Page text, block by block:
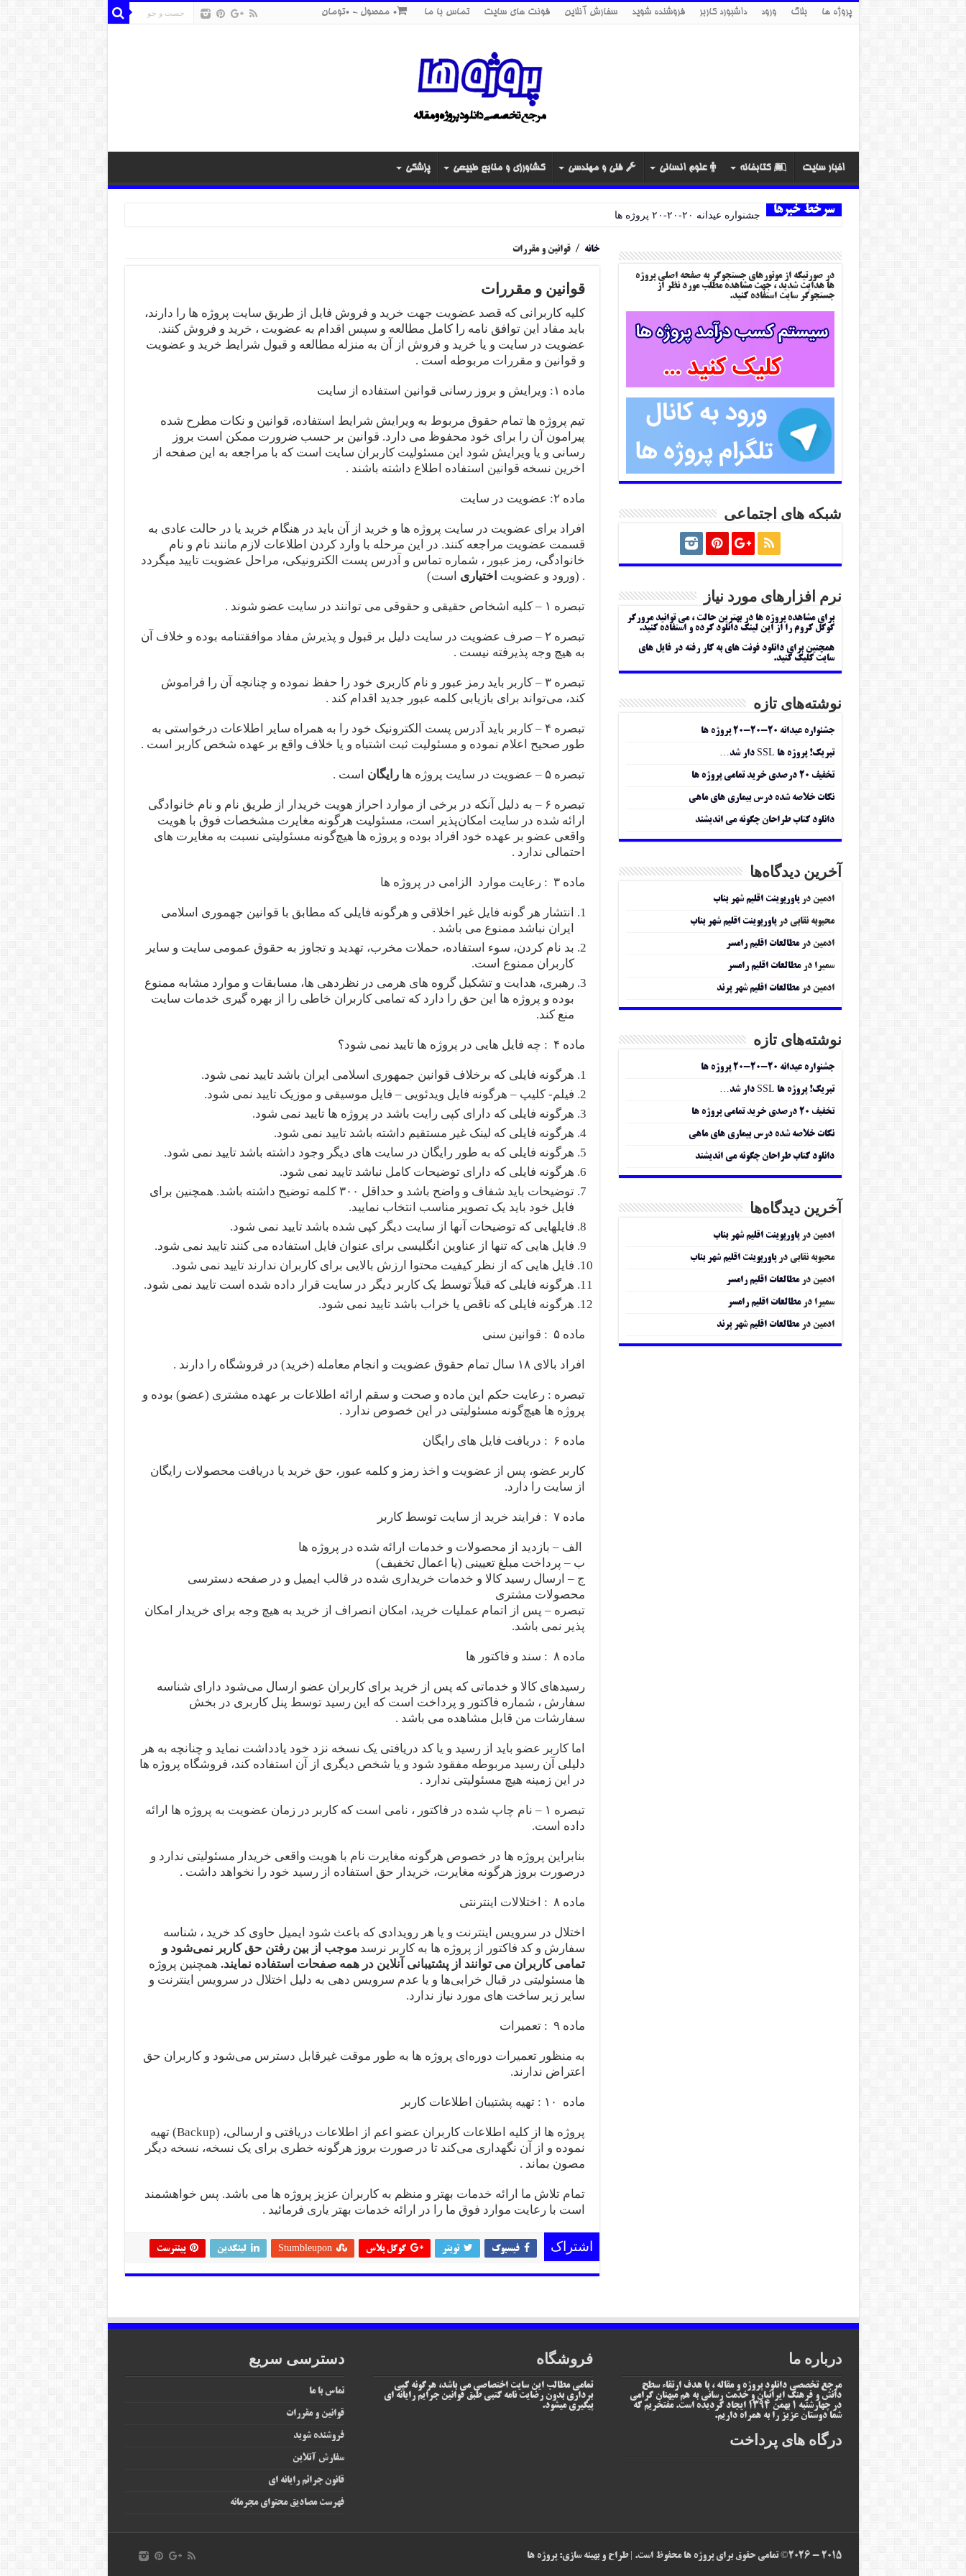
پروژه ها بلاگ ورود داشبورد کاربر فروشنده شوید سفارش آنلاین فونت های سایت تماس با ما 0 محصول 0تومان
اخبار سایت کتابخانه علوم انسانی فنی و مهندسی کشاورزی و منابع طبیعی پزشکی
سرخط خبرها جشنواره عیدانه ۲۰-۲۰-۲۰ پروژه ها
خانه / قوانین و مقررات
قوانین و مقررات
کلیه کاربرانی که قصد عضویت جهت خرید و فروش فایل از طریق سایت پروژه ها را دارند،
باید مفاد این توافق‌ نامه را کامل مطالعه و سپس اقدام به عضویت ، خرید و فروش کنند.
عضویت در سایت و یا خرید و فروش از آن به منزله مطالعه و قبول شرایط خرید و عضویت
و قوانین و مقررات مربوطه است .
ماده ۱: ویرایش و بروز رسانی قوانین استفاده از سایت
تیم پروژه ها تمام حقوق مربوط به ویرایش شرایط استفاده، قوانین و نکات مطرح شده
پیرامون آن را برای خود محفوظ می دارد. قوانین بر حسب ضرورت ممکن است بروز
رسانی و یا ویرایش شود این مسئولیت کاربران سایت است که با مراجعه به این صفحه از
اخرین نسخه قوانین استفاده اطلاع داشته باشند .
ماده ۲: عضویت در سایت
افراد برای عضویت در سایت پروژه ها و خرید از آن باید در هنگام خرید یا در حالت عادی به
قسمت عضویت مراجعه کنند. در این مرحله با وارد کردن اطلاعات لازم مانند نام و نام
خانوادگی، رمز عبور ، شماره تماس و آدرس پست الکترونیکی، مراحل عضویت تایید میگردد
. (ورود و عضویت اختیاری است)
تبصره ۱ – کلیه اشخاص حقیقی و حقوقی می توانند در سایت عضو شوند .
تبصره ۲ – صرف عضویت در سایت دلیل بر قبول و پذیرش مفاد موافقتنامه بوده و خلاف آن
به هیچ وجه پذیرفته نیست .
تبصره ۳ – کاربر باید رمز عبور و نام کاربری خود را حفظ نموده و چنانچه آن را فراموش
کند، می‌تواند برای بازیابی کلمه عبور جدید اقدام کند .
تبصره ۴ – کاربر باید آدرس پست الکترونیک خود را به همراه سایر اطلاعات درخواستی به‌
طور صحیح اعلام نموده و مسئولیت ثبت اشتباه و یا خلاف واقع بر عهده شخص کاربر است .
تبصره ۵ – عضویت در سایت پروژه ها رایگان است .
تبصره ۶ – به دلیل آنکه در برخی از موارد احراز هویت خریدار از طریق نام و نام خانوادگی
ارائه شده در سایت امکان‌پذیر است، مسئولیت هرگونه مغایرت مشخصات فوق با هویت
واقعی عضو بر عهده خود افراد بوده و پروژه ها هیچ‌گونه مسئولیتی نسبت به مغایرت‌ های
احتمالی ندارد .
ماده ۳ : رعایت موارد الزامی در پروژه ها
انتشار هر گونه فایل غیر اخلاقی و هرگونه فایلی که مطابق با قوانین جهموری اسلامی
ایران نباشد ممنوع می باشد .
بد نام کردن، سوء استفاده، حملات مخرب، تهدید و تجاوز به حقوق عمومی سایت و سایر
کاربران ممنوع است.
رهبری، هدایت و تشکیل گروه های هرمی در نظردهی ها، مسابقات و موارد مشابه ممنوع
بوده و پروژه ها این حق را دارد که تمامی کاربران خاطی را از بهره گیری خدمات سایت
منع کند.
ماده ۴ : چه فایل هایی در پروژه ها تایید نمی شود؟
هرگونه فایلی که برخلاف قوانین جمهوری اسلامی ایران باشد تایید نمی شود.
فیلم- کلیپ – هرگونه فایل ویدئویی – فایل موسیقی و موزیک تایید نمی شود.
هرگونه فایلی که دارای کپی رایت باشد در پروژه ها تایید نمی شود.
هرگونه فایلی که لینک غیر مستقیم داشته باشد تایید نمی شود.
هرگونه فایلی که به طور رایگان در سایت های دیگر وجود داشته باشد تایید نمی شود.
هرگونه فایلی که دارای توضیحات کامل نباشد تایید نمی شود.
توضیحات باید شفاف و واضح باشد و حداقل ۳۰۰ کلمه توضیح داشته باشد. همچنین برای
فایل خود باید یک تصویر مناسب انتخاب نمایید.
فایلهایی که توضیحات آنها از سایت دیگر کپی شده باشد تایید نمی شود.
فایل هایی که تنها از عناوین انگلیسی برای عنوان فایل استفاده می کنند تایید نمی شود.
فایل هایی که از نظر کیفیت محتوا ارزش بالایی برای کاربران ندارند تایید نمی شود.
هرگونه فایلی که قبلاً توسط یک کاربر دیگر در سایت قرار داده شده است تایید نمی شود.
هرگونه فایلی که ناقص یا خراب باشد تایید نمی شود.
ماده ۵ : قوانین سنی
افراد بالای ۱۸ سال تمام حقوق عضویت و انجام معامله (خرید) در فروشگاه را دارند .
تبصره : رعایت حکم این ماده و صحت و سقم ارائه اطلاعات بر عهده مشتری (عضو) بوده و
پروژه ها هیچ‌گونه مسئولیتی در این خصوص ندارد .
ماده ۶ : دریافت فایل های رایگان
کاربر عضو، پس از عضویت و اخذ رمز و کلمه عبور، حق خرید یا دریافت محصولات رایگان
از سایت را دارد.
ماده ۷ : فرایند خرید از سایت توسط کاربر
الف – بازدید از محصولات و خدمات ارائه شده در پروژه ها
ب – پرداخت مبلغ تعیینی (یا اعمال تخفیف)
ج – ارسال رسید کالا و خدمات خریداری شده در قالب ایمیل و در صفحه دسترسی
محصولات مشتری
تبصره – پس از اتمام عملیات خرید، امکان انصراف از خرید به هیچ وجه برای خریدار امکان
پذیر نمی باشد.
ماده ۸ : سند و فاکتور ها
رسید‌های کالا و خدماتی که پس از خرید برای کاربران عضو ارسال می‌شود دارای شناسه
سفارش ، شماره فاکتور و پرداخت است که این رسید توسط پنل کاربری در بخش
سفارشات من قابل مشاهده می باشد .
اما کاربر عضو باید از رسید و یا کد دریافتی یک نسخه نزد خود یادداشت نماید و چنانچه به هر
دلیلی آن رسید مربوطه مفقود شود و یا شخص دیگری از آن استفاده کند، فروشگاه پروژه ها
در این زمینه هیچ مسئولیتی ندارد .
تبصره ۱ – نام چاپ شده در فاکتور ، نامی است که کاربر در زمان عضویت به پروژه ها ارائه
داده است.
بنابراین پروژه ها در خصوص هرگونه مغایرت نام با هویت واقعی خریدار مسئولیتی ندارد و
درصورت بروز هرگونه مغایرت، خریدار حق استفاده از رسید خود را نخواهد داشت .
ماده ۸ : اختلالات اینترنتی
اختلال در سرویس اینترنت و یا هر رویدادی که باعث شود ایمیل حاوی کد خرید ، شناسه
سفارش و کد فاکتور از پروژه ها به کاربر نرسدموجب از بین رفتن حق کاربر نمی‌شود و
تمامی کاربران می توانند از پشتیبانی آنلاین در همه صفحات استفاده نمایند. همچنین پروژه
ها مسئولیتی در قبال خرابی‌ها و یا عدم سرویس‌ دهی به دلیل اختلال در سرویس اینترنت و
سایر زیر ساخت های مورد نیاز ندارد.
ماده ۹ : تعمیرات
به منظور تعمیرات دوره‌ای پروژه ها به‌ طور موقت غیرقابل دسترس می‌شود و کاربران حق
اعتراض ندارند.
ماده ۱۰ : تهیه پشتیبان اطلاعات کاربر
پروژه ها از کلیه اطلاعات کاربران عضو اعم از اطلاعات دریافتی و ارسالی، (Backup) تهیه
نموده و از آن نگهداری می‌کند تا در صورت بروز هرگونه خطری برای یک نسخه، نسخه دیگر
مصون بماند .
تمام تلاش ما ارائه خدمات بهتر و منظم به کاربران عزیز پروژه ها می باشد. پس خواهشمند
است با رعایت موارد فوق ما را در ارائه خدمات بهتر یاری فرمائید .
اشتراک فیسبوک تویتر گوگل پلاس Stumbleupon لینکدین پینترست
در صورتیکه از موتورهای جستجوگر به صفحه اصلی پروژه
ها هدایت شدید ، جهت مشاهده مطلب مورد نظر از
جستجوگر سایت استفاده کنید.
شبکه های اجتماعی
نرم افزارهای مورد نیاز
برای مشاهده پروژه ها در بهترین حالت ، می توانید مرورگر
گوگل کروم را از این لینک دانلود کرده و استفاده کنید.
همچنین برای دانلود فونت های به کار رفته در فایل های
سایت کلیک کنید.
نوشته‌های تازه
جشنواره عیدانه ۲۰-۲۰-۲۰ پروژه ها
تبریک! پروژه ها SSL دار شد…
تخفیف ۲۰ درصدی خرید تمامی پروژه ها
نکات خلاصه شده درس بیماری های ماهی
دانلود کتاب طراحان چگونه می اندیشند
آخرین دیدگاه‌ها
ادمین درپاورپوینت اقلیم شهر بناب
محبوبه نقابی درپاورپوینت اقلیم شهر بناب
ادمین درمطالعات اقلیم رامسر
سمیرا درمطالعات اقلیم رامسر
ادمین درمطالعات اقلیم شهر پرند
نوشته‌های تازه
جشنواره عیدانه ۲۰-۲۰-۲۰ پروژه ها
تبریک! پروژه ها SSL دار شد…
تخفیف ۲۰ درصدی خرید تمامی پروژه ها
نکات خلاصه شده درس بیماری های ماهی
دانلود کتاب طراحان چگونه می اندیشند
آخرین دیدگاه‌ها
ادمین درپاورپوینت اقلیم شهر بناب
محبوبه نقابی درپاورپوینت اقلیم شهر بناب
ادمین درمطالعات اقلیم رامسر
سمیرا درمطالعات اقلیم رامسر
ادمین درمطالعات اقلیم شهر پرند
درباره ما
مرجع تخصصی دانلود پروژه و مقاله ، با هدف ارتقاء سطح
دانش و فرهنگ ایرانیان و خدمت رسانی به هم میهنان گرامی
در چهارشنبه 1 بهمن 1394 ایجاد گردیده است. مفتخریم که
شما دوستان عزیز را به همراه داریم.
درگاه های پرداخت
فروشگاه
تمامی مطالب این سایت اختصاصی می باشد، هرگونه کپی
برداری بدون رضایت نامه کتبی طبق قوانین جرایم رایانه ای
پیگیری میشود.
دسترسی سریع
تماس با ما
قوانین و مقررات
فروشنده شوید
سفارش آنلاین
قانون جرائم رایانه‌ ای
فهرست مصادیق محتوای مجرمانه
2015 - 2026© تمامی حقوق برای پروژه ها محفوظ است. | طراح و بهینه سازی: پروژه ها